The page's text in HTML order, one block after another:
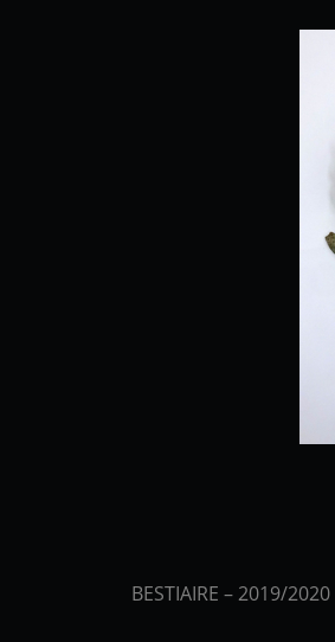
BESTIAIRE – 2019/2020